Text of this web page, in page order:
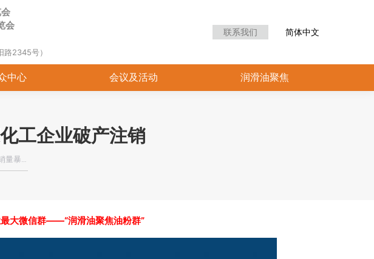
会
路2345号）
联系我们 简体中文
中心 会议及活动 润滑油聚焦
工企业破产注销
量暴…
大微信群——“润滑油聚焦油粉群”
展商中心